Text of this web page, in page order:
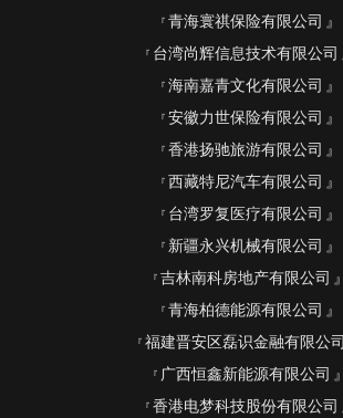
青海寰祺保险有限公司
台湾尚辉信息技术有限公司
海南嘉青文化有限公司
安徽力世保险有限公司
香港扬驰旅游有限公司
西藏特尼汽车有限公司
台湾罗复医疗有限公司
新疆永兴机械有限公司
吉林南科房地产有限公司
青海柏德能源有限公司
福建晋安区磊识金融有限公司
广西恒鑫新能源有限公司
香港电梦科技股份有限公司